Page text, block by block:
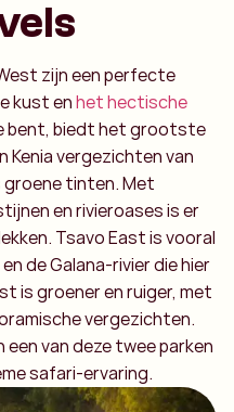
zijn een perfecte
kust enhet hectische
bent, biedt het grootste
Kenia vergezichten van
groene tinten. Met
en rivieroases is er
Tsavo East is vooral
de Galana-rivier die hier
is groener en ruiger, met
vergezichten.
van deze twee parken
safari-ervaring.